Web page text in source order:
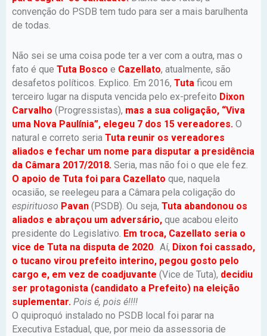
convenção do PSDB tem tudo para ser a mais barulhenta
de todas.
Não sei se uma coisa pode ter a ver com a outra, mas o
fato é que Tuta Bosco e Cazellato, atualmente, são
desafetos políticos. Explico. Em 2016, Tuta ficou em
terceiro lugar na disputa vencida pelo ex-prefeito Dixon
Carvalho (Progressistas), mas a sua coligação, “Viva
uma Nova Paulínia”, elegeu 7 dos 15 vereadores. O
natural e correto seria Tuta reunir os vereadores
aliados e fechar um nome para disputar a presidência
da Câmara 2017/2018. Seria, mas não foi o que ele fez.
O apoio de Tuta foi para Cazellato que, naquela
ocasião, se reelegeu para a Câmara pela coligação do
espirituoso Pavan (PSDB). Ou seja, Tuta abandonou os
aliados e abraçou um adversário, que acabou eleito
presidente do Legislativo. Em troca, Cazellato seria o
vice de Tuta na disputa de 2020. Aí, Dixon foi cassado,
o tucano virou prefeito interino, pegou gosto pelo
cargo e, em vez de coadjuvante (Vice de Tuta), decidiu
ser protagonista (candidato a Prefeito) na eleição
suplementar. Pois é, pois é!!!!
O quiproquó instalado no PSDB local foi parar na
Executiva Estadual, que, por meio da assessoria de